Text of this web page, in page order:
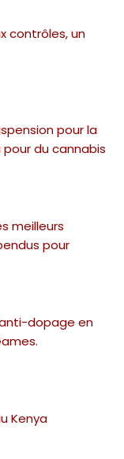
contrôles, un
pour la
du cannabis
meilleurs
pour
dopage en
Kenya